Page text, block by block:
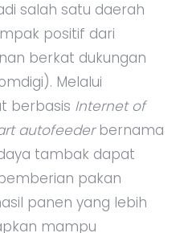
salah satu daerah
positif dari
berkat dukungan
Melalui
berbasis Internet of
autofeederbernama
tambak dapat
pakan
panen yang lebih
mampu